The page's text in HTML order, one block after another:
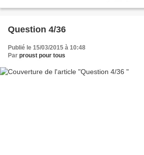
Question 4/36
Publié le 15/03/2015 à 10:48
Par proust pour tous